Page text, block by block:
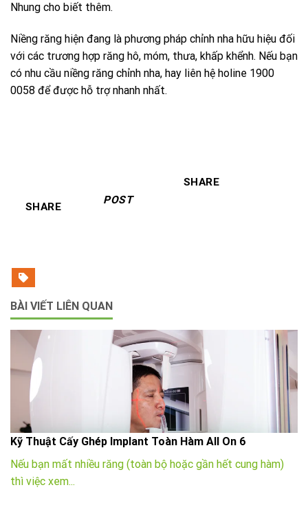
Nhung cho biết thêm.
Niềng răng hiện đang là phương pháp chỉnh nha hữu hiệu đối
với các trương hợp răng hô, móm, thưa, khấp khểnh. Nếu bạn
có nhu cầu niềng răng chỉnh nha, hay liên hệ holine 1900
0058 để được hỗ trợ nhanh nhất.
SHARE
POST
SHARE
BÀI VIẾT LIÊN QUAN
Kỹ Thuật Cấy Ghép Implant Toàn Hàm All On 6
Nếu bạn mất nhiều răng (toàn bộ hoặc gần hết cung hàm)
thì việc xem...